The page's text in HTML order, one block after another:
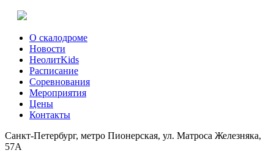
О скалодроме
Новости
НеолитKids
Расписание
Соревнования
Мероприятия
Цены
Контакты
Санкт-Петербург, метро Пионерская, ул. Матроса Железняка,
57А